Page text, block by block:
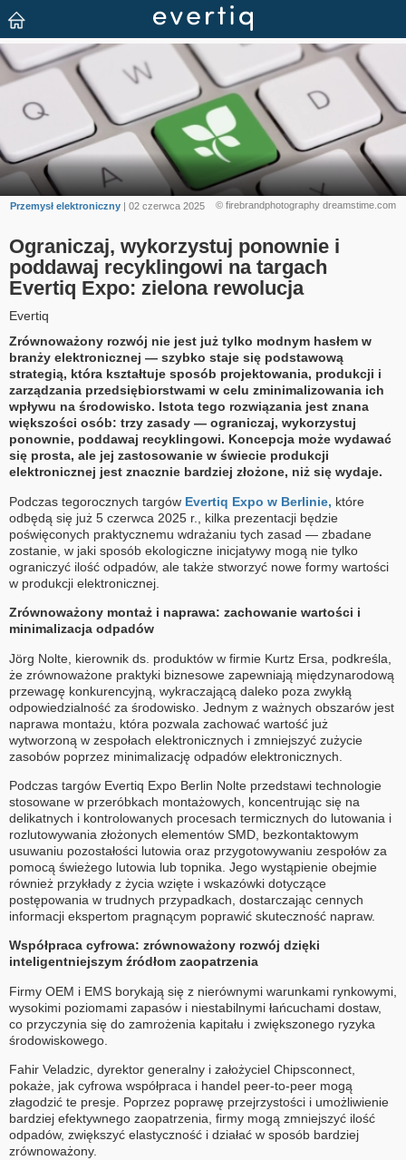
© firebrandphotography dreamstime.com
Przemysł elektroniczny | 02 czerwca 2025
Ograniczaj, wykorzystuj ponownie i
poddawaj recyklingowi na targach
Evertiq Expo: zielona rewolucja
Evertiq
Zrównoważony rozwój nie jest już tylko modnym hasłem w
branży elektronicznej — szybko staje się podstawową
strategią, która kształtuje sposób projektowania, produkcji i
zarządzania przedsiębiorstwami w celu zminimalizowania ich
wpływu na środowisko. Istota tego rozwiązania jest znana
większości osób: trzy zasady — ograniczaj, wykorzystuj
ponownie, poddawaj recyklingowi. Koncepcja może wydawać
się prosta, ale jej zastosowanie w świecie produkcji
elektronicznej jest znacznie bardziej złożone, niż się wydaje.
Podczas tegorocznych targów Evertiq Expo w Berlinie, które
odbędą się już 5 czerwca 2025 r., kilka prezentacji będzie
poświęconych praktycznemu wdrażaniu tych zasad — zbadane
zostanie, w jaki sposób ekologiczne inicjatywy mogą nie tylko
ograniczyć ilość odpadów, ale także stworzyć nowe formy wartości
w produkcji elektronicznej.
Zrównoważony montaż i naprawa: zachowanie wartości i
minimalizacja odpadów
Jörg Nolte, kierownik ds. produktów w firmie Kurtz Ersa, podkreśla,
że zrównoważone praktyki biznesowe zapewniają międzynarodową
przewagę konkurencyjną, wykraczającą daleko poza zwykłą
odpowiedzialność za środowisko. Jednym z ważnych obszarów jest
naprawa montażu, która pozwala zachować wartość już
wytworzoną w zespołach elektronicznych i zmniejszyć zużycie
zasobów poprzez minimalizację odpadów elektronicznych.
Podczas targów Evertiq Expo Berlin Nolte przedstawi technologie
stosowane w przeróbkach montażowych, koncentrując się na
delikatnych i kontrolowanych procesach termicznych do lutowania i
rozlutowywania złożonych elementów SMD, bezkontaktowym
usuwaniu pozostałości lutowia oraz przygotowywaniu zespołów za
pomocą świeżego lutowia lub topnika. Jego wystąpienie obejmie
również przykłady z życia wzięte i wskazówki dotyczące
postępowania w trudnych przypadkach, dostarczając cennych
informacji ekspertom pragnącym poprawić skuteczność napraw.
Współpraca cyfrowa: zrównoważony rozwój dzięki
inteligentniejszym źródłom zaopatrzenia
Firmy OEM i EMS borykają się z nierównymi warunkami rynkowymi,
wysokimi poziomami zapasów i niestabilnymi łańcuchami dostaw,
co przyczynia się do zamrożenia kapitału i zwiększonego ryzyka
środowiskowego.
Fahir Veladzic, dyrektor generalny i założyciel Chipsconnect,
pokaże, jak cyfrowa współpraca i handel peer-to-peer mogą
złagodzić te presje. Poprzez poprawę przejrzystości i umożliwienie
bardziej efektywnego zaopatrzenia, firmy mogą zmniejszyć ilość
odpadów, zwiększyć elastyczność i działać w sposób bardziej
zrównoważony.